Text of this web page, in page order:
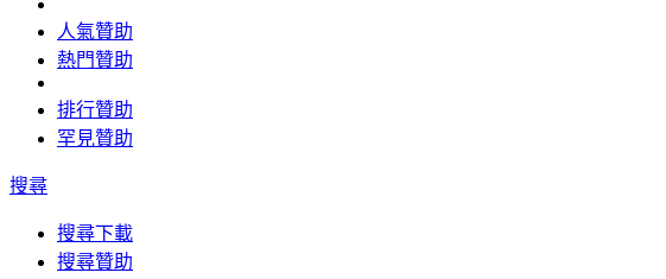
人氣贊助
熱門贊助
排行贊助
罕見贊助
搜尋
搜尋下載
搜尋贊助